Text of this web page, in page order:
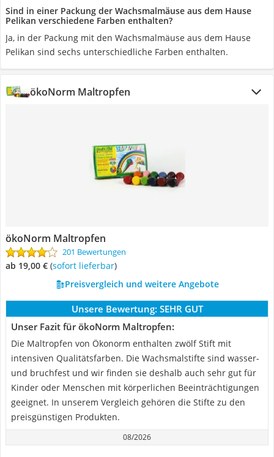
Sind in einer Packung der Wachsmalmäuse aus dem Hause
Pelikan verschiedene Farben enthalten?
Ja, in der Packung mit den Wachsmalmäuse aus dem Hause
Pelikan sind sechs unterschiedliche Farben enthalten.
ökoNorm Maltropfen
ökoNorm Maltropfen
201 Bewertungen
ab 19,00 € ( Sofort lieferbar)
Preisvergleich und weitere Angebote
Unsere Bewertung: SEHR GUT
Unser Fazit für ökoNorm Maltropfen:
Die Maltropfen von Ökonorm enthalten zwölf Stift mit
intensiven Qualitätsfarben. Die Wachsmalstifte sind wasser-
und bruchfest und wir finden sie deshalb auch sehr gut für
Kinder oder Menschen mit körperlichen Beeinträchtigungen
geeignet. In unserem Vergleich gehören die Stifte zu den
preisgünstigen Produkten.
08/2026